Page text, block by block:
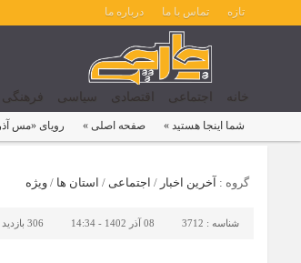
تازه تماس با ما درباره ما
خانه اجتماعی اقتصادی سیاسی فرهنگی
شما اینجا هستید » صفحه اصلی » رویای «مس
گروه : آخرین اخبار / اجتماعی / استان ها / ویژه
شناسه : 3712 08 آذر 1402 - 14:34 306 بازدید